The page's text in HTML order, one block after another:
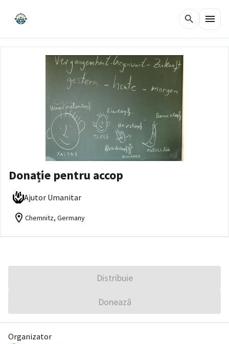
search menu
Donație pentru accop
Ajutor Umanitar
location_on Chemnitz, Germany
Distribuie
Donează
Organizator